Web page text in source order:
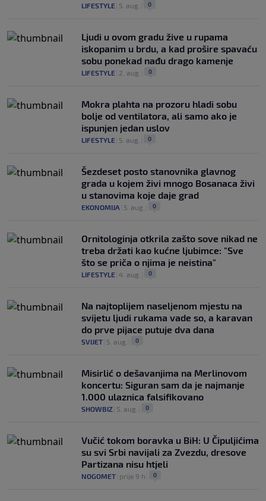
LIFESTYLE 5. aug. 0
Ljudi u ovom gradu žive u rupama
iskopanim u brdu, a kad prošire spavaću
sobu ponekad nađu drago kamenje
LIFESTYLE 2. aug. 0
Mokra plahta na prozoru hladi sobu
bolje od ventilatora, ali samo ako je
ispunjen jedan uslov
LIFESTYLE 5. aug. 0
Šezdeset posto stanovnika glavnog
grada u kojem živi mnogo Bosanaca živi
u stanovima koje daje grad
EKONOMIJA 5. aug. 0
Ornitologinja otkrila zašto sove nikad ne
treba držati kao kućne ljubimce: "Sve
što se priča o njima je neistina"
LIFESTYLE 4. aug. 0
Na najtoplijem naseljenom mjestu na
svijetu ljudi rukama vade so, a karavan
do prve pijace putuje dva dana
SVIJET 5. aug. 0
Misirlić o dešavanjima na Merlinovom
koncertu: Siguran sam da je najmanje
1.000 ulaznica falsifikovano
SHOWBIZ 5. aug. 0
Vučić tokom boravka u BiH: U Čipuljićima
su svi Srbi navijali za Zvezdu, dresove
Partizana nisu htjeli
NOGOMET prije 9 h 0